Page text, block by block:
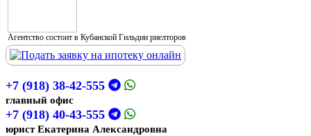
Агентство состоит в Кубанской Гильдии риелторов
+7 (918) 38-42-555
главный офис
+7 (918) 40-43-555
юрист Екатерина Александровна